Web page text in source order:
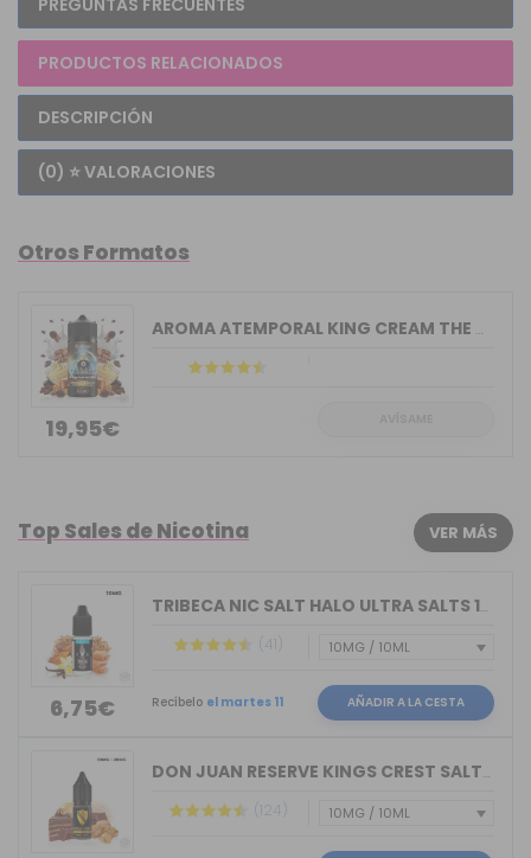
PRODUCTOS RELACIONADOS
DESCRIPCIÓN
(0) ⭐ VALORACIONES
Otros Formatos
19,95€
AROMA ATEMPORAL KING CREAM THE MIND F...
Top Sales de Nicotina VER MÁS
6,75€
TRIBECA NIC SALT HALO ULTRA SALTS 10M...
(41)
Recíbelo el martes 11 AÑADIR A LA CESTA
DON JUAN RESERVE KINGS CREST SALTS 10ML
(124)